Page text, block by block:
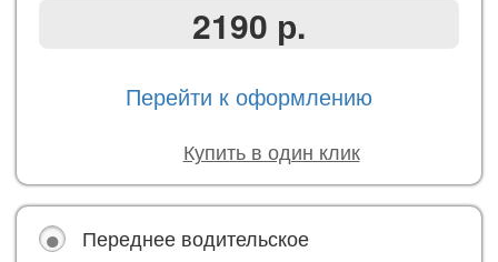
2190 р.
Перейти к оформлению
Купить в один клик
Переднее водительское